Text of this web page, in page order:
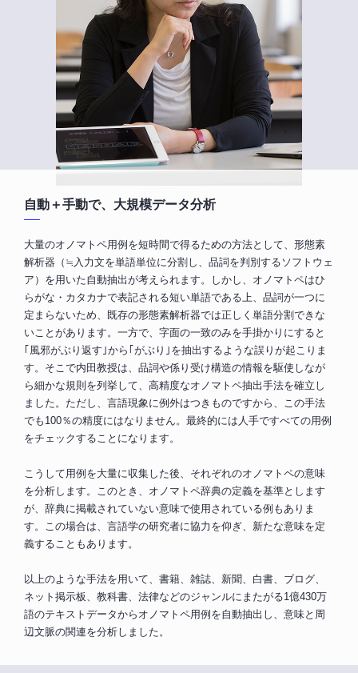
自動＋手動で、大規模データ分析
大量のオノマトペ用例を短時間で得るための方法として、形態素
解析器（≒入力文を単語単位に分割し、品詞を判別するソフトウェ
ア）を用いた自動抽出が考えられます。しかし、オノマトペはひ
らがな・カタカナで表記される短い単語である上、品詞が一つに
定まらないため、既存の形態素解析器では正しく単語分割できな
いことがあります。一方で、字面の一致のみを手掛かりにすると
｢風邪がぶり返す｣から｢がぶり｣を抽出するような誤りが起こりま
す。そこで内田教授は、品詞や係り受け構造の情報を駆使しなが
ら細かな規則を列挙して、高精度なオノマトペ抽出手法を確立し
ました。ただし、言語現象に例外はつきものですから、この手法
でも100％の精度にはなりません。最終的には人手ですべての用例
をチェックすることになります。
こうして用例を大量に収集した後、それぞれのオノマトペの意味
を分析します。このとき、オノマトペ辞典の定義を基準とします
が、辞典に掲載されていない意味で使用されている例もありま
す。この場合は、言語学の研究者に協力を仰ぎ、新たな意味を定
義することもあります。
以上のような手法を用いて、書籍、雑誌、新聞、白書、ブログ、
ネット掲示板、教科書、法律などのジャンルにまたがる1億430万
語のテキストデータからオノマトペ用例を自動抽出し、意味と周
辺文脈の関連を分析しました。